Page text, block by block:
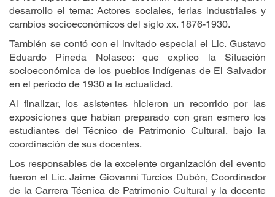
desarrollo el tema: Actores sociales, ferias industriales y
cambios socioeconómicos del siglo xx. 1876-1930.
También se contó con el invitado especial el Lic. Gustavo
Eduardo Pineda Nolasco: que explico la Situación
socioeconómica de los pueblos indígenas de El Salvador
en el período de 1930 a la actualidad.
Al finalizar, los asistentes hicieron un recorrido por las
exposiciones que habían preparado con gran esmero los
estudiantes del Técnico de Patrimonio Cultural, bajo la
coordinación de sus docentes.
Los responsables de la excelente organización del evento
fueron el Lic. Jaime Giovanni Turcios Dubón, Coordinador
de la Carrera Técnica de Patrimonio Cultural y la docente